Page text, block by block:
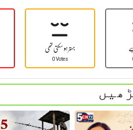
بہتر ہو سکتی تھی
0 Votes